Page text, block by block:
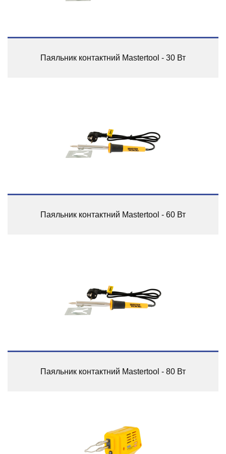
Паяльник контактний Mastertool - 30 Вт
Паяльник контактний Mastertool - 60 Вт
Паяльник контактний Mastertool - 80 Вт